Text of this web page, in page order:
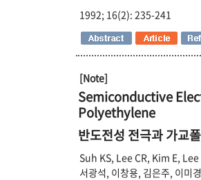
1992; 16(2): 235-241
[Note]
Semiconductive
Polyethylene
반도전성 전극과 가교
Suh KS, Lee CR, Kim E, Lee
서광석, 이창용, 김은주, 이미경